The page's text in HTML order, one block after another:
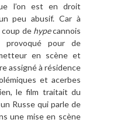
l’on est en droit
peu abusif. Car à
coup de hypecannois
pour de
en scène et
assigné à résidence
et acerbes
le film traitait du
Russe qui parle de
une mise en scène